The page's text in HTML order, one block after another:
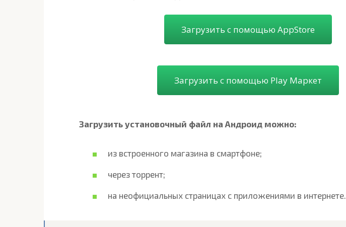
Загрузить с помощью AppStore
Загрузить с помощью Play Маркет
Загрузить установочный файл на Андроид можно:
из встроенного магазина в смартфоне;
через торрент;
на неофициальных страницах с приложениями в интернете.